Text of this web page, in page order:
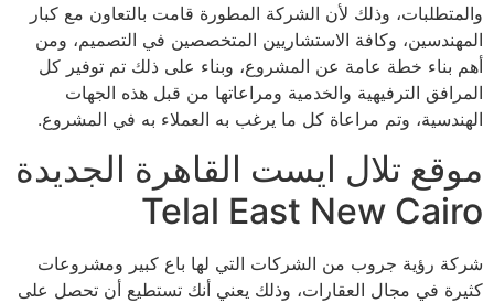
والمتطلبات، وذلك لأن الشركة المطورة قامت بالتعاون مع كبار
المهندسين، وكافة الاستشاريين المتخصصين في التصميم، ومن
أهم بناء خطة عامة عن المشروع، وبناء على ذلك تم توفير كل
المرافق الترفيهية والخدمية ومراعاتها من قبل هذه الجهات
الهندسية، وتم مراعاة كل ما يرغب به العملاء به في المشروع.
موقع تلال ايست القاهرة الجديدة
Telal East New Cairo
شركة رؤية جروب من الشركات التي لها باع كبير ومشروعات
كثيرة في مجال العقارات، وذلك يعني أنك تستطيع أن تحصل على